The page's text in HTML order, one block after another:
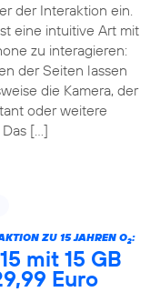
der Interaktion ein.
eine intuitive Art mit
zu interagieren:
der Seiten lassen
die Kamera, der
oder weitere
[…]
ZU 15 JAHREN O2:
mit 15 GB
Euro